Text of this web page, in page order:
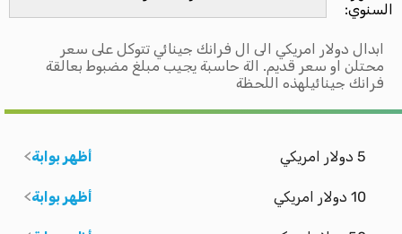
السنوي:
ابدال دولار امريكي الى ال فرانك جينائي تتوكل على سعر
محتلن او سعر قديم. الة حاسبة يجيب مبلغ مضبوط بعالقة
فرانك جينائيلهذه اللحظة
5 دولار امريكي أظهر بوابة
10 دولار امريكي أظهر بوابة